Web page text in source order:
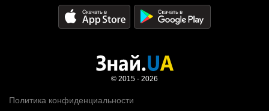
Политика конфиденциальности
© 2015 - 2026